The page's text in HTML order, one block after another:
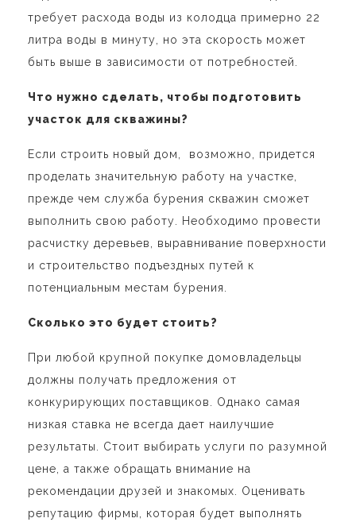
требует расхода воды из колодца примерно 22
литра воды в минуту, но эта скорость может
быть выше в зависимости от потребностей.
Что нужно сделать, чтобы подготовить
участок для скважины?
Если строить новый дом, возможно, придется
проделать значительную работу на участке,
прежде чем служба бурения скважин сможет
выполнить свою работу. Необходимо провести
расчистку деревьев, выравнивание поверхности
и строительство подъездных путей к
потенциальным местам бурения.
Сколько это будет стоить?
При любой крупной покупке домовладельцы
должны получать предложения от
конкурирующих поставщиков. Однако самая
низкая ставка не всегда дает наилучшие
результаты. Стоит выбирать услуги по разумной
цене, а также обращать внимание на
рекомендации друзей и знакомых. Оценивать
репутацию фирмы, которая будет выполнять